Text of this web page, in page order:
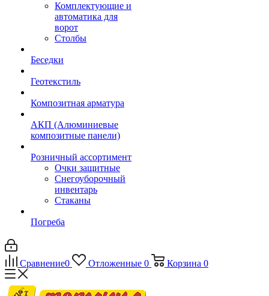
Комплектующие и
автоматика для
ворот
Столбы
Беседки
Геотекстиль
Композитная арматура
АКП (Алюминиевые
композитные панели)
Розничный ассортимент
Очки защитные
Снегоуборочный
инвентарь
Стаканы
Погреба
Сравнение0 Отложенные 0 Корзина 0